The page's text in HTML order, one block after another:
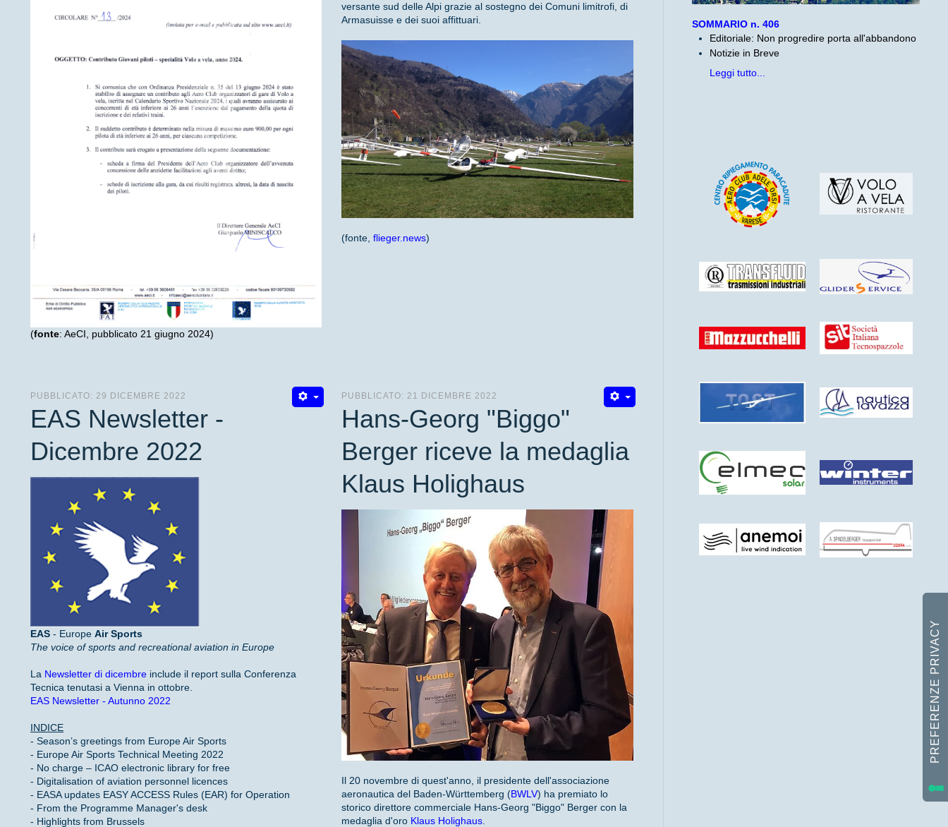
SOMMARIO n. 406
Editoriale: Non progredire porta all'abbandono
Notizie in Breve
Leggi tutto...
(fonte: AeCI, pubblicato 21 giugno 2024)
versante sud delle Alpi grazie al sostegno dei Comuni limitrofi, di
Armasuisse e dei suoi affittuari.
(fonte,flieger.news)
PUBBLICATO: 29 DICEMBRE 2022
EAS Newsletter -
Dicembre 2022
EAS - Europe Air Sports
The voice of sports and recreational aviation in Europe
La Newsletter di dicembre include il report sulla Conferenza
Tecnica tenutasi a Vienna in ottobre.
EAS Newsletter - Autunno 2022
INDICE
- Season’s greetings from Europe Air Sports
- Europe Air Sports Technical Meeting 2022
- No charge – ICAO electronic library for free
- Digitalisation of aviation personnel licences
- EASA updates EASY ACCESS Rules (EAR) for Operation
- From the Programme Manager's desk
- Highlights from Brussels
PUBBLICATO: 21 DICEMBRE 2022
Hans-Georg "Biggo"
Berger riceve la medaglia
Klaus Holighaus
Il 20 novembre di quest'anno, il presidente dell'associazione
aeronautica del Baden-Württemberg (BWLV) ha premiato lo
storico direttore commerciale Hans-Georg "Biggo" Berger con la
medaglia d'oro Klaus Holighaus